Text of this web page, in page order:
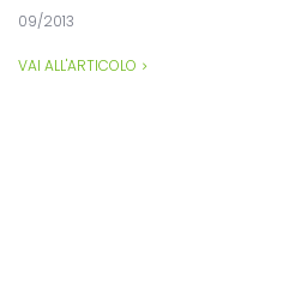
09/2013
VAI ALL'ARTICOLO